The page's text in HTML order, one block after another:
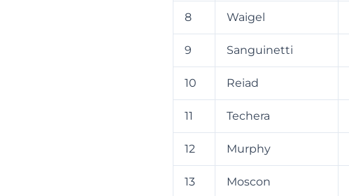
8 Waigel
9 Sanguinetti
10 Reiad
11 Techera
12 Murphy
13 Moscon